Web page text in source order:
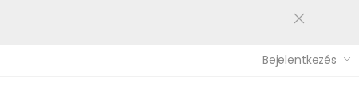
Bejelentkezés